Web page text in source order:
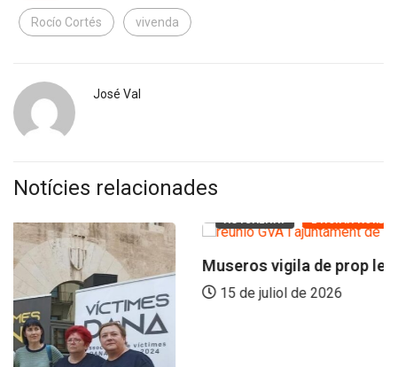
Rocío Cortés vivenda
José Val
Notícies relacionades
ACTUALITAT L'HORTA NORD
Museros vigila de prop les obres de...
15 de juliol de 2026